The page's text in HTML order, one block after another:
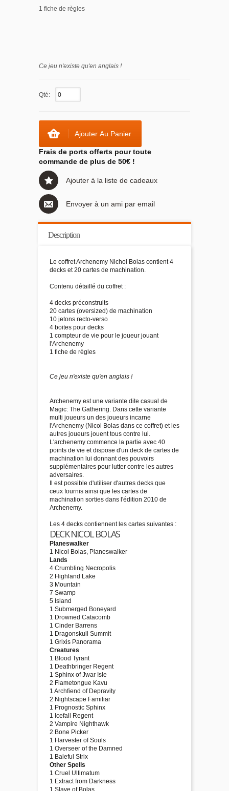
1 fiche de règles
Ce jeu n'existe qu'en anglais !
Qté:
Ajouter Au Panier
Frais de ports offerts pour toute
commande de plus de 50€ !
Ajouter à la liste de cadeaux
Envoyer à un ami par email
Description
Le coffret Archenemy Nichol Bolas contient 4
decks et 20 cartes de machination.
Contenu détaillé du coffret :
4 decks préconstruits
20 cartes (oversized) de machination
10 jetons recto-verso
4 boites pour decks
1 compteur de vie pour le joueur jouant
l'Archenemy
1 fiche de règles
Ce jeu n'existe qu'en anglais !
Archenemy est une variante dite casual de
Magic: The Gathering. Dans cette variante
multi joueurs un des joueurs incarne
l'Archenemy (Nicol Bolas dans ce coffret) et les
autres joueurs jouent tous contre lui.
L'archenemy commence la partie avec 40
points de vie et dispose d'un deck de cartes de
machination lui donnant des pouvoirs
supplémentaires pour lutter contre les autres
adversaires.
Il est possible d'utiliser d'autres decks que
ceux fournis ainsi que les cartes de
machination sorties dans l'édition 2010 de
Archenemy.
Les 4 decks contiennent les cartes suivantes :
DECK NICOL BOLAS
Planeswalker
1 Nicol Bolas, Planeswalker
Lands
4 Crumbling Necropolis
2 Highland Lake
3 Mountain
7 Swamp
5 Island
1 Submerged Boneyard
1 Drowned Catacomb
1 Cinder Barrens
1 Dragonskull Summit
1 Grixis Panorama
Creatures
1 Blood Tyrant
1 Deathbringer Regent
1 Sphinx of Jwar Isle
2 Flametongue Kavu
1 Archfiend of Depravity
2 Nightscape Familiar
1 Prognostic Sphinx
1 Icefall Regent
2 Vampire Nighthawk
2 Bone Picker
1 Harvester of Souls
1 Overseer of the Damned
1 Baleful Strix
Other Spells
1 Cruel Ultimatum
1 Extract from Darkness
1 Slave of Bolas